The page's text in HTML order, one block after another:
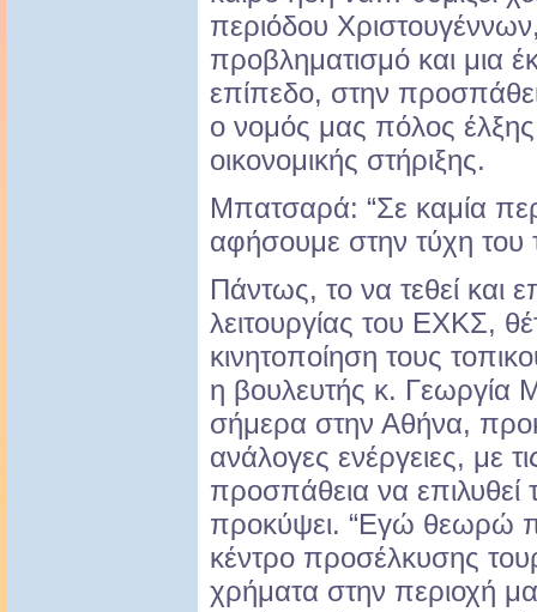
περιόδου
προβληματισμό και μια
επίπεδο, στην
ο νομός μας πόλος
οικονομικής στήριξης.
Μπατσαρά: “Σε καμία
αφήσουμε στην τύχη του
Πάντως, το να τεθεί και
λειτουργίας του ΕΧΚΣ,
κινητοποίηση τους
η βουλευτής κ. Γεωργία
σήμερα στην Αθήνα,
ανάλογες ενέργειες, με
προσπάθεια να επιλυθεί
προκύψει. “Εγώ θεωρώ
κέντρο προσέλκυσης
χρήματα στην περιοχή